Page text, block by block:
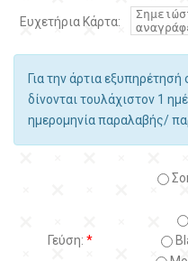
Ευχετήρια Κάρτα:
Για την άρτια
δίνονται τουλάχιστον 1
ημερομηνία παραλαβής/
Γεύση: *